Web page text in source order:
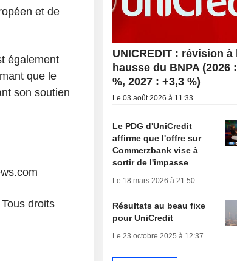
et de
également
que le
son soutien
droits
UNICREDIT : révision à
hausse du BNPA (2026
%, 2027 : +3,3 %)
Le 03 août 2026 à 11:33
Le PDG d'UniCredit
affirme que l'offre sur
Commerzbank vise à
sortir de l'impasse
Le 18 mars 2026 à 21:50
Résultats au beau fixe
pour UniCredit
Le 23 octobre 2025 à 12:37